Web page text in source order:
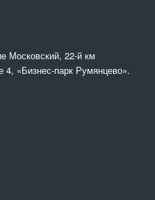
Московский, 22-й км
4, «Бизнес-парк Румянцево».